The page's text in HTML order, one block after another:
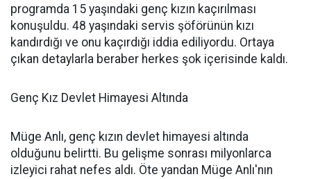
programda 15 yaşındaki genç kızın kaçırılması
konuşuldu. 48 yaşındaki servis şöförünün kızı
kandırdığı ve onu kaçırdığı iddia ediliyordu. Ortaya
çıkan detaylarla beraber herkes şok içerisinde kaldı.
Genç Kız Devlet Himayesi Altında
Müge Anlı, genç kızın devlet himayesi altında
olduğunu belirtti. Bu gelişme sonrası milyonlarca
izleyici rahat nefes aldı. Öte yandan Müge Anlı'nın